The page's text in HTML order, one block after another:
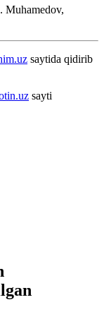
Muhamedov,
saytida qidirib
sayti